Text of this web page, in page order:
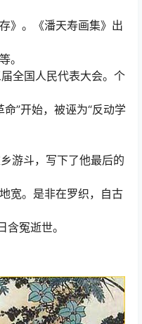
潘天寿画集》出
国人民代表大会。个
”开始，被诬为“反动学
斗，写下了他最后的
非在罗织，自古
冤逝世。